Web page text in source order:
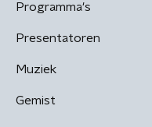
Programma's
Presentatoren
Muziek
Gemist